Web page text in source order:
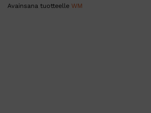
Avainsana tuotteelle WM